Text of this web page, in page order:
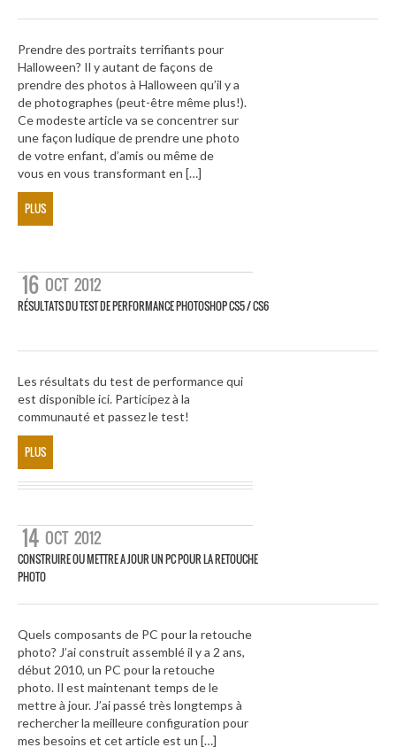
Prendre des portraits terrifiants pour
Halloween? Il y autant de façons de
prendre des photos à Halloween qu’il y a
de photographes (peut-être même plus!).
Ce modeste article va se concentrer sur
une façon ludique de prendre une photo
de votre enfant, d’amis ou même de
vous en vous transformant en […]
PLUS
16 OCT 2012
RÉSULTATS DU TEST DE PERFORMANCE PHOTOSHOP CS5 / CS6
Les résultats du test de performance qui
est disponible ici. Participez à la
communauté et passez le test!
PLUS
14 OCT 2012
CONSTRUIRE OU METTRE A JOUR UN PC POUR LA RETOUCHE
PHOTO
Quels composants de PC pour la retouche
photo? J’ai construit assemblé il y a 2 ans,
début 2010, un PC pour la retouche
photo. Il est maintenant temps de le
mettre à jour. J’ai passé très longtemps à
rechercher la meilleure configuration pour
mes besoins et cet article est un […]